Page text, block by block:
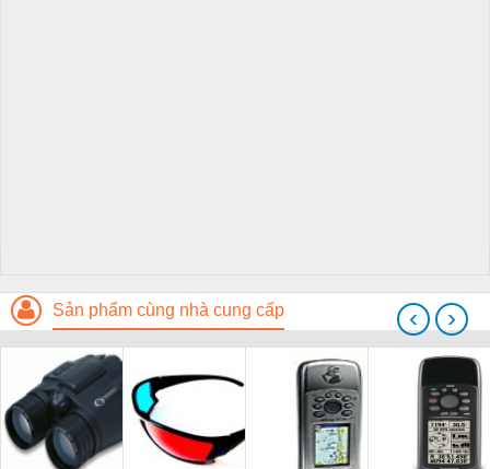
Sản phẩm cùng nhà cung cấp ‹ ›